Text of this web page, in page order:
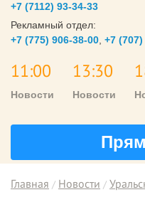
+7 (7112) 93-34-33
Рекламный отдел:
+7 (775) 906-38-00 +7
11:00
Новости
13:30
Новости
Главная Новости